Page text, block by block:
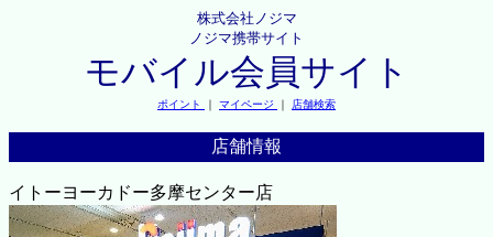
株式会社ノジマ
ノジマ携帯サイト
モバイル会員サイト
ポイント ｜ マイページ ｜ 店舗検索
店舗情報
イトーヨーカドー多摩センター店